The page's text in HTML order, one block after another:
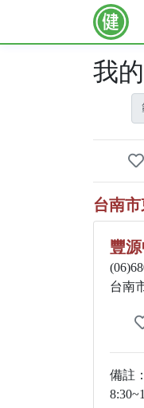
我
台南
豐
台南
備註